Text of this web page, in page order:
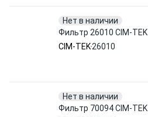
Нет в наличии
Фильтр 26010 CIM-TEK
CIM-TEK26010
Нет в наличии
Фильтр 70094 CIM-TEK